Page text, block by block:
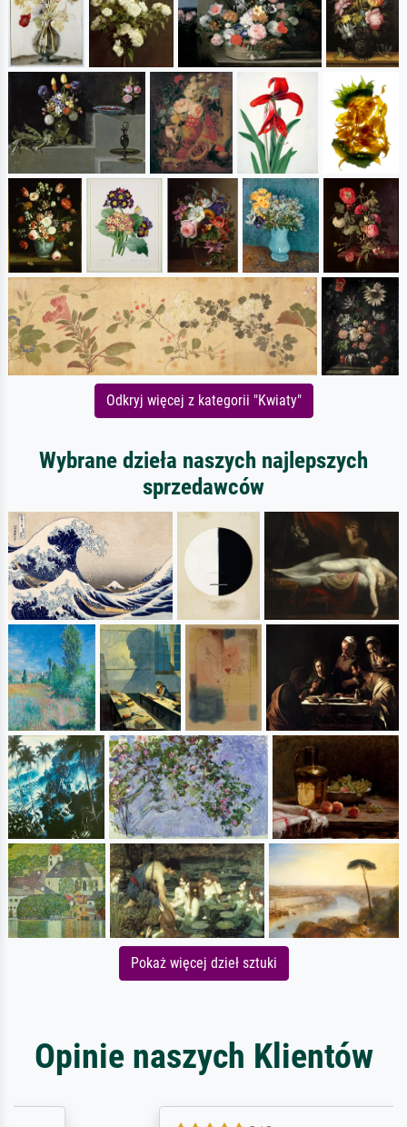
Odkryj więcej z kategorii "Kwiaty"
Wybrane dzieła naszych najlepszych
sprzedawców
Pokaż więcej dzieł sztuki
Opinie naszych Klientów